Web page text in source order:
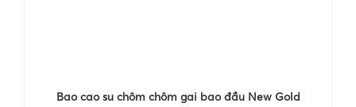
Bao cao su chôm chôm gai bao đầu New Gold